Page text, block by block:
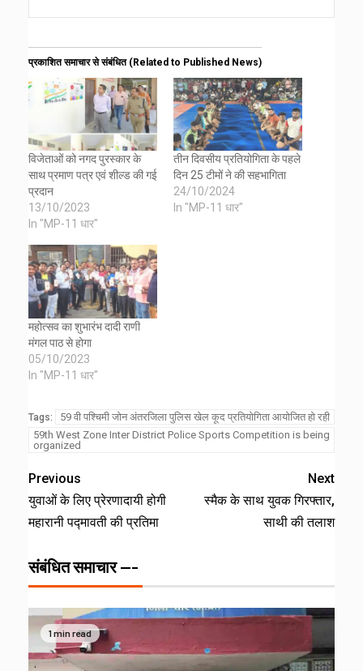
प्रकाशित समाचार से संबंधित (Related to Published News)
विजेताओं को नगद पुरस्कार के
साथ प्रमाण पत्र एवं शील्ड की गई
प्रदान
13/10/2023
In "MP-11 धार"
तीन दिवसीय प्रतियोगिता के पहले
दिन 25 टीमों ने की सहभागिता
24/10/2024
In "MP-11 धार"
महोत्सव का शुभारंभ दादी राणी
मंगल पाठ से होगा
05/10/2023
In "MP-11 धार"
Tags:
59 वी पश्चिमी जोन अंतरजिला पुलिस खेल कूद प्रतियोगिता आयोजित हो रही
59th West Zone Inter District Police Sports Competition is being
organized
Previous
युवाओं के लिए प्रेरणादायी होगी
महारानी पद्मावती की प्रतिमा
Next
स्मैक के साथ युवक गिरफ्तार,
साथी की तलाश
संबंधित समाचार ---
1 min read